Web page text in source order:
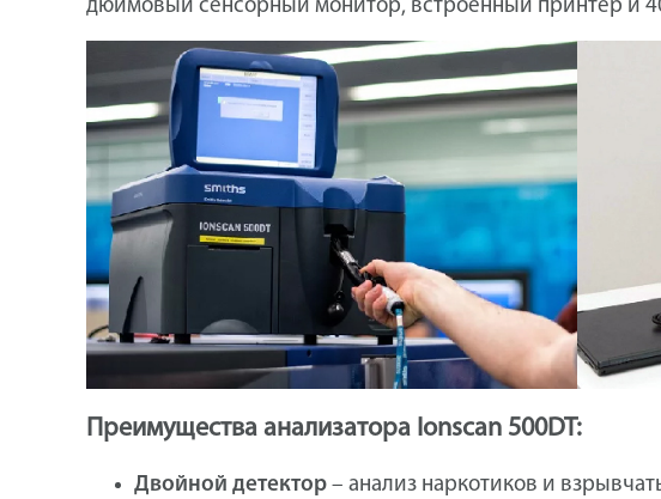
дюймовый сенсорный монитор, встроенный принтер и
Преимущества анализатора Ionscan 500DT:
Двойной детектор – анализ наркотиков и